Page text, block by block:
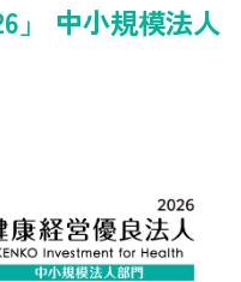
」 中小規模法人